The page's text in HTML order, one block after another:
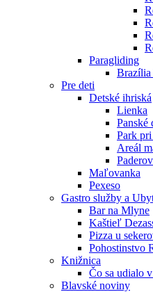
Paragliding
Brazília
Pre deti
Detské ihriská
Lienka
Panské
Park
Areál
Maľovanka
Pexeso
Gastro služby a
Bar na Mlyne
Kaštieľ
Pizza u
Pohostinstvo
Knižnica
Čo sa udialo
Blavské noviny